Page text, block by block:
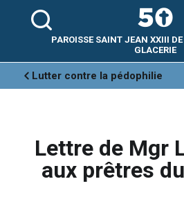
personnels
PAROISSE SAINT JEAN XXIII
GLACERIE
Lutter contre la pédophilie
Lettre de Mgr
aux prêtres